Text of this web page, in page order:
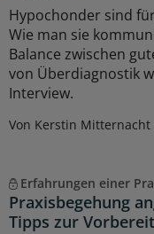
Hypochonder sind
Wie man sie
Balance zwischen
von Überdiagnostik
Interview.
Von Kerstin Mitternacht
Erfahrungen einer
Praxisbegehung
Tipps zur